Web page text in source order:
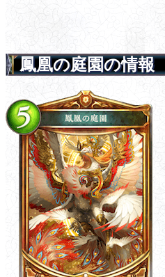
鳳凰の庭園の情報